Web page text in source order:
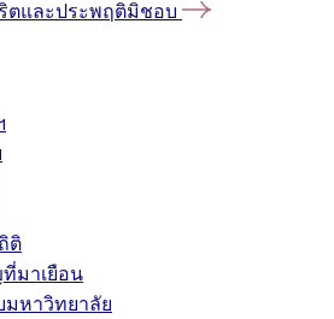
ตและประพฤติมิชอบ
ติ
มาเยือน
มหาวิทยาลัย